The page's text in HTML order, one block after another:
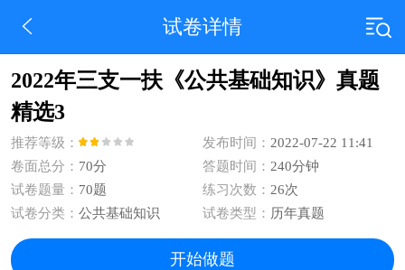
试卷详情
2022年三支一扶《公共基础知识》真题
精选3
推荐等级： 发布时间： 2022-07-22 11:41
卷面总分： 70分 答题时间： 240分钟
试卷题量： 70题 练习次数： 26次
试卷分类： 公共基础知识 试卷类型： 历年真题
开始做题